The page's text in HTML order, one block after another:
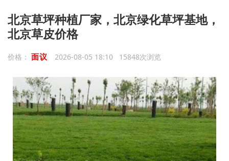
北京草坪种植厂家，北京绿化草坪基地，
北京草皮价格
价格： 面议 2026-08-05 18:10 15848次浏览